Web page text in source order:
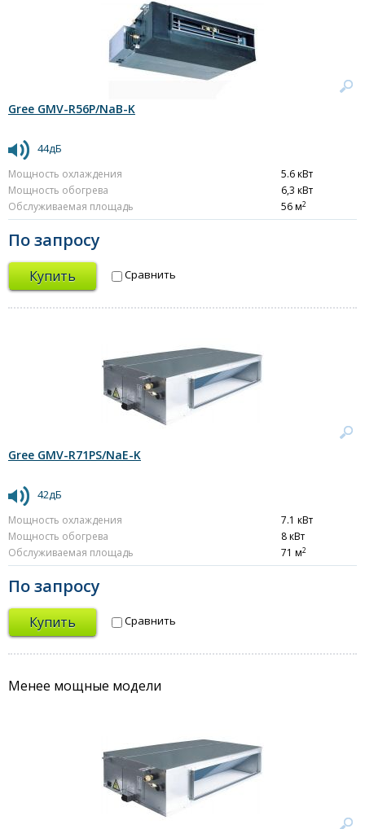
Gree GMV-R56P/NaB-K
44дБ
Мощность охлаждения
5.6 кВт
Мощность обогрева
6,3 кВт
Обслуживаемая площадь
56 м2
По запросу
Купить Сравнить
Gree GMV-R71PS/NaE-K
42дБ
Мощность охлаждения
7.1 кВт
Мощность обогрева
8 кВт
Обслуживаемая площадь
71 м2
По запросу
Купить Сравнить
Менее мощные модели